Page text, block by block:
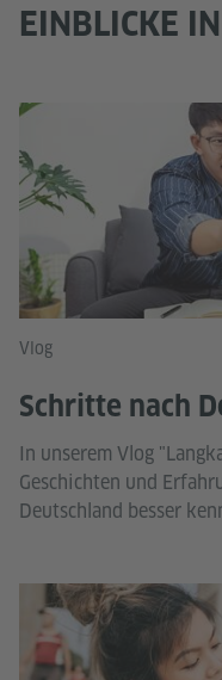
EINBLICKE
Vlog
Schritte nach
In unserem Vlog
Geschichten und
Deutschland besser